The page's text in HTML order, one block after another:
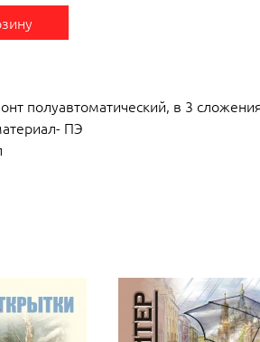
полуавтоматический, в 3
ПЭ